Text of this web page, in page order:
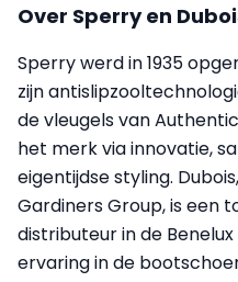
Over Sperry en
Sperry werd in 1935
zijn
de vleugels van
het merk via innovatie,
eigentijdse styling.
Gardiners Group, is een
distributeur in de
ervaring in de